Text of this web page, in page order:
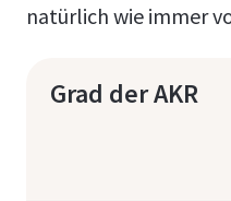
natürlich wie immer
Grad der AKR